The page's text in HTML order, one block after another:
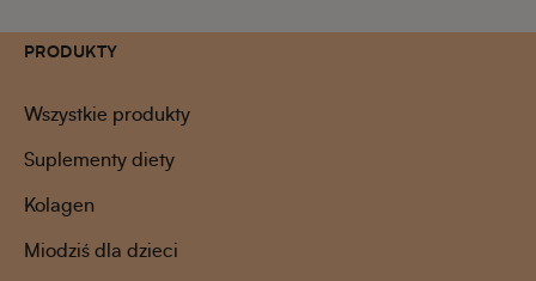
PRODUKTY
Wszystkie produkty
Suplementy diety
Kolagen
Miodziś dla dzieci